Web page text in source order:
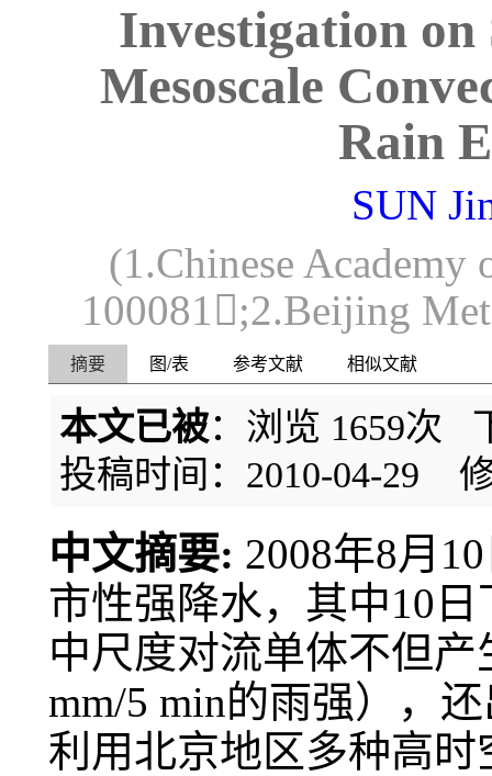
Investigation on
Mesoscale
Rain
SUN
(1.Chinese
100081;2.Beijing
摘要 图/表 参考文献 相似文献
本文已被：浏览 1659次
投稿时间：2010-04-29
中文摘要: 2008年8月
市性强降水，其中10
中尺度对流单体不但产
mm/5 min的雨强），
利用北京地区多种高